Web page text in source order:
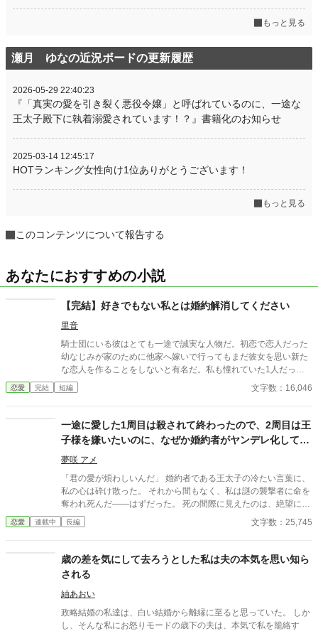
もっと見る
瀬月 ゆなの近況ボードの更新履歴
2026-05-29 22:40:23
『「真実の愛を引き裂く悪役令嬢」と呼ばれているのに、一途な
王太子殿下に執着溺愛されています！？』書籍化のお知らせ
2025-03-14 12:45:17
HOTランキング女性向け1位ありがとうございます！
もっと見る
このコンテンツについて報告する
あなたにおすすめの小説
【完結】好きでもない私とは婚約解消してください
里音
騎士団にいる彼はとても一途で誠実な人物だ。初恋で恋人だった
幼なじみが家のために他家へ嫁いで行ってもまだ彼女を思い新た
な恋人を作ることをしないと有名だ。私も憧れていた1人だっ
た。 そんな彼との婚約が成立した。それは彼の行動で私が傷を負
ったからだ。傷は残らないのに責任感からの婚約ではあるが、彼
婚約して6ヶ月、接点のほとんどない2人だが少しずつ距離も縮ま
り幸せな日々を送っていた。と思っていたのに、彼の元恋人が離
婚をして帰ってくる話を聞いて彼が私との婚約を「最悪だ」と後
悔しているのを聞いてしまった。
恋愛 完結 短編 文字数：16,046
一途に愛した1周目は殺されて終わったので、2周目は王
子様を嫌いたいのに、なぜか婚約者がヤンデレ化して離
してくれません！
夢咲 アメ
「君の愛が煩わしいんだ」 婚約者である王太子の冷たい言葉に、
私の心は砕け散った。 それから間もなく、私は謎の襲撃者に命を
奪われ死んだ――はずだった。 死の間際に見えたのは、絶望に顔
を歪ませ、私の名を叫びながら駆け寄る彼の姿。 ​……けれど、次
に目を覚ました時、私は18歳の自分に戻っていた。 ​「今世こそ、
1周目であれほど冷酷だった彼は、なぜか焦ったように私を追い
かけ、甘い言葉で縛り付けようとしてきて……？ ​「どこへ行くつ
もり？ 君が愛してくれるまで、僕は君を離さないよ」 ​不器用すぎ
て愛を間違えたヤンデレ王子×今世こそ静かに暮らしたい令嬢。
死から始まる、執着愛の二周目が幕を開ける！
恋愛 連載中 長編 文字数：25,745
歳の差を気にして去ろうとした私は夫の本気を思い知ら
される
紬あおい
政略結婚の私達は、白い結婚から離縁に至ると思っていた。 しか
し、そんな私にお怒りモードの歳下の夫は、本気で私を籠絡す